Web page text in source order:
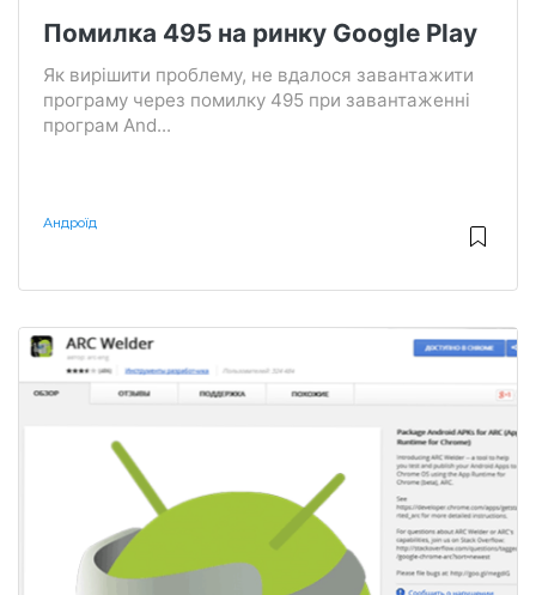
Помилка 495 на ринку Google Play
Як вирішити проблему, не вдалося завантажити
програму через помилку 495 при завантаженні
програм And...
Андроїд